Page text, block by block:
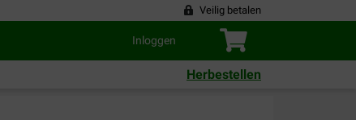
Veilig betalen
Inloggen
Herbestellen